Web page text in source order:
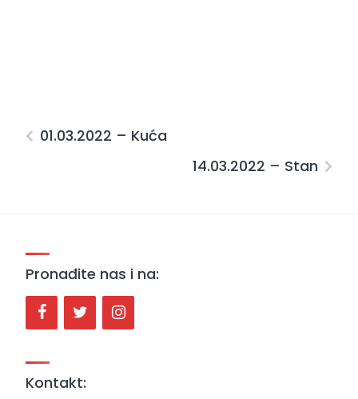
01.03.2022 – Kuća
14.03.2022 – Stan
Pronađite nas i na:
Kontakt: